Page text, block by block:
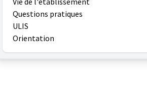
Questions pratiques
ULIS
Orientation